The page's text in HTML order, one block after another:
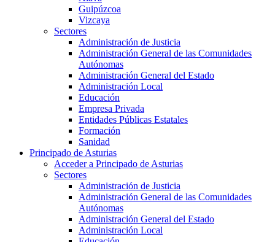
Guipúzcoa
Vizcaya
Sectores
Administración de Justicia
Administración General de las Comunidades
Autónomas
Administración General del Estado
Administración Local
Educación
Empresa Privada
Entidades Públicas Estatales
Formación
Sanidad
Principado de Asturias
Acceder a Principado de Asturias
Sectores
Administración de Justicia
Administración General de las Comunidades
Autónomas
Administración General del Estado
Administración Local